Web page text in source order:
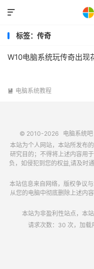

标签：传奇
W10电脑系统玩传奇出现
 电脑系统教程
© 2010-2026 电脑系统吧
本站为个人网站，本站所发布
研究目的；不得将上述内容用
负，如侵犯到您的权益,请及时
本站信息来自网络，版权争议
从您的电脑中彻底删除上述内
本站为非盈利性站点，本
请求次数：30 次，加